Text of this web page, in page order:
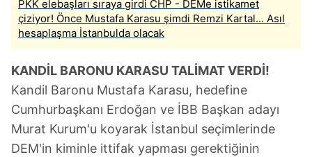
PKK elebaşları sıraya girdi CHP - DEMe istikamet
çiziyor! Önce Mustafa Karasu şimdi Remzi Kartal... Asıl
hesaplaşma İstanbulda olacak
KANDİL BARONU KARASU TALİMAT VERDİ!
Kandil Baronu Mustafa Karasu, hedefine
Cumhurbaşkanı Erdoğan ve İBB Başkan adayı
Murat Kurum'u koyarak İstanbul seçimlerinde
DEM'in kiminle ittifak yapması gerektiğinin